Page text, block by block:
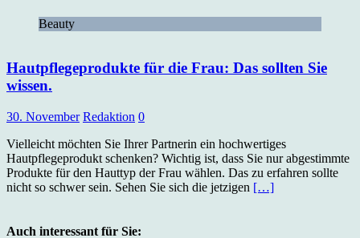
Beauty
Hautpflegeprodukte für die Frau: Das sollten Sie
wissen.
30. November Redaktion 0
Vielleicht möchten Sie Ihrer Partnerin ein hochwertiges
Hautpflegeprodukt schenken? Wichtig ist, dass Sie nur abgestimmte
Produkte für den Hauttyp der Frau wählen. Das zu erfahren sollte
nicht so schwer sein. Sehen Sie sich die jetzigen […]
Auch interessant für Sie: